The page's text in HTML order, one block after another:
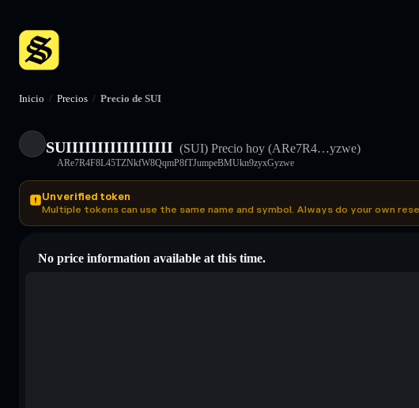
Inicio / Precios / Precio de SUI
SUIIIIIIIIIIIIIIIII (SUI) Precio hoy (ARe7R4…yzwe)
ARe7R4F8L45TZNkfW8QqmP8fTJumpeBMUkn9zyxGyzwe
Unverified token
Multiple tokens can use the same name and symbol. Always do your own
No price information available at this time.